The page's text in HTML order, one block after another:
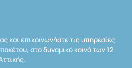
και επικοινωνήστε τις υπηρεσίες
στο δυναμικό κοινό των 12